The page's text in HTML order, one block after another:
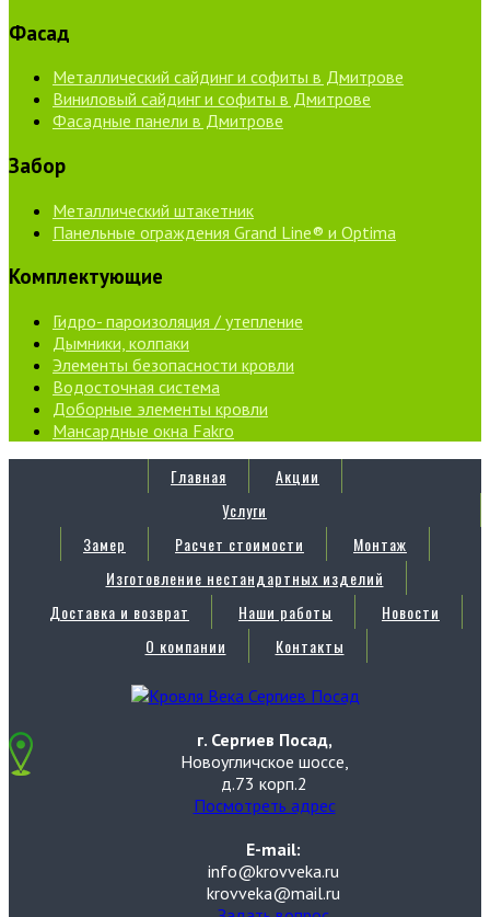
Фасад
Металлический сайдинг и софиты в Дмитрове
Виниловый сайдинг и софиты в Дмитрове
Фасадные панели в Дмитрове
Забор
Металлический штакетник
Панельные ограждения Grand Line® и Optima
Комплектующие
Гидро- пароизоляция / утепление
Дымники, колпаки
Элементы безопасности кровли
Водосточная система
Доборные элементы кровли
Мансардные окна Fakro
Главная
Акции
Услуги
Замер
Расчет стоимости
Монтаж
Изготовление нестандартных изделий
Доставка и возврат
Наши работы
Новости
О компании
Контакты
г. Сергиев Посад,
Новоугличское шоссе,
д.73 корп.2
Посмотреть адрес
E-mail:
info@krovveka.ru
krovveka@mail.ru